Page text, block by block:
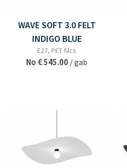
WAVE SOFT 3.0 FELT
INDIGO BLUE
E27, PET filcs
No € 545.00 / gab